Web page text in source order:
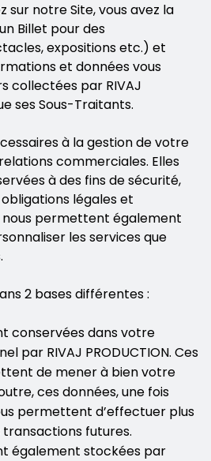
sur notre Site, vous avez la
Billet pour des
expositions etc.) et
et données vous
collectées par RIVAJ
ses Sous-Traitants.
à la gestion de votre
commerciales. Elles
à des fins de sécurité,
légales et
nous permettent également
les services que
2 bases différentes :
conservées dans votre
par RIVAJ PRODUCTION. Ces
de mener à bien votre
ces données, une fois
permettent d’effectuer plus
futures.
également stockées par